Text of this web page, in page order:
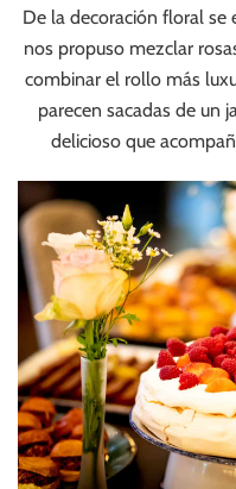
De la decoración floral se
nos propuso mezclar
combinar el rollo más
parecen sacadas de un
delicioso que